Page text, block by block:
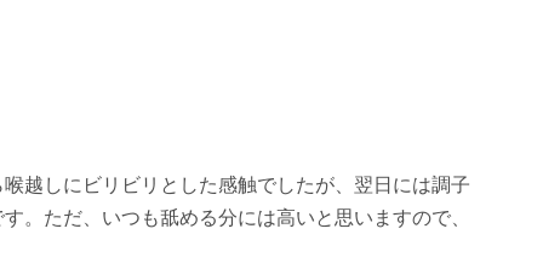
越しにビリビリとした感触でしたが、翌日には調子
。ただ、いつも舐める分には高いと思いますので、